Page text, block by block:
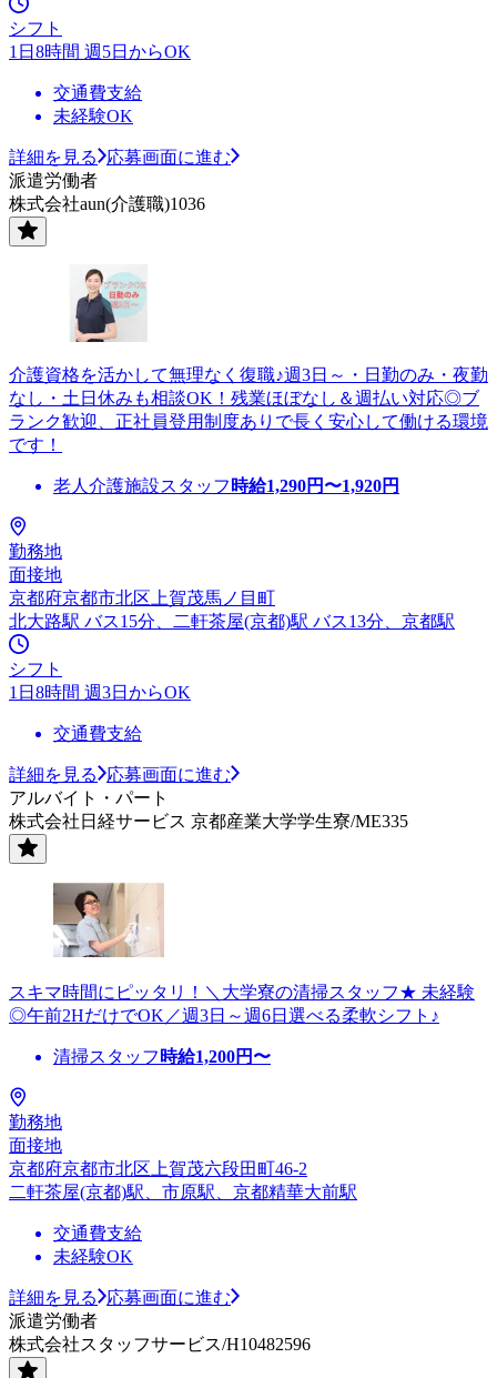
シフト
1日8時間 週5日からOK
交通費支給
未経験OK
詳細を見る
応募画面に進む
派遣労働者
株式会社aun(介護職)1036
介護資格を活かして無理なく復職♪週3日～・日勤のみ・夜勤
なし・土日休みも相談OK！残業ほぼなし＆週払い対応◎ブ
ランク歓迎、正社員登用制度ありで長く安心して働ける環境
です！
老人介護施設スタッフ 時給1,290円〜1,920円
勤務地
面接地
京都府京都市北区上賀茂馬ノ目町
北大路駅 バス15分、二軒茶屋(京都)駅 バス13分、京都駅
シフト
1日8時間 週3日からOK
交通費支給
詳細を見る
応募画面に進む
アルバイト・パート
株式会社日経サービス 京都産業大学学生寮/ME335
スキマ時間にピッタリ！＼大学寮の清掃スタッフ★ 未経験
◎午前2HだけでOK／週3日～週6日選べる柔軟シフト♪
清掃スタッフ 時給1,200円〜
勤務地
面接地
京都府京都市北区上賀茂六段田町46-2
二軒茶屋(京都)駅、市原駅、京都精華大前駅
交通費支給
未経験OK
詳細を見る
応募画面に進む
派遣労働者
株式会社スタッフサービス/H10482596